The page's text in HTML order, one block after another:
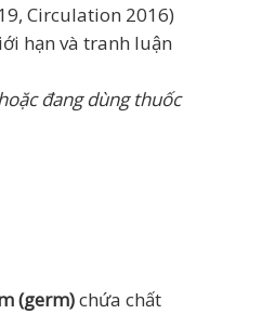
Circulation 2016)
hạn và tranh luận
đang dùng thuốc
(germ)chứa chất